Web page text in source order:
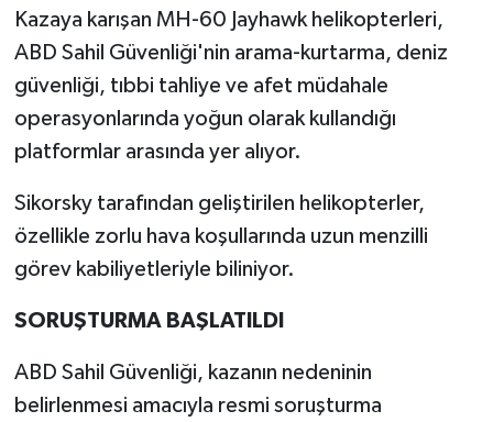
Kazaya karışan MH-60 Jayhawk helikopterleri,
ABD Sahil Güvenliği'nin arama-kurtarma, deniz
güvenliği, tıbbi tahliye ve afet müdahale
operasyonlarında yoğun olarak kullandığı
platformlar arasında yer alıyor.
Sikorsky tarafından geliştirilen helikopterler,
özellikle zorlu hava koşullarında uzun menzilli
görev kabiliyetleriyle biliniyor.
SORUŞTURMA BAŞLATILDI
ABD Sahil Güvenliği, kazanın nedeninin
belirlenmesi amacıyla resmi soruşturma